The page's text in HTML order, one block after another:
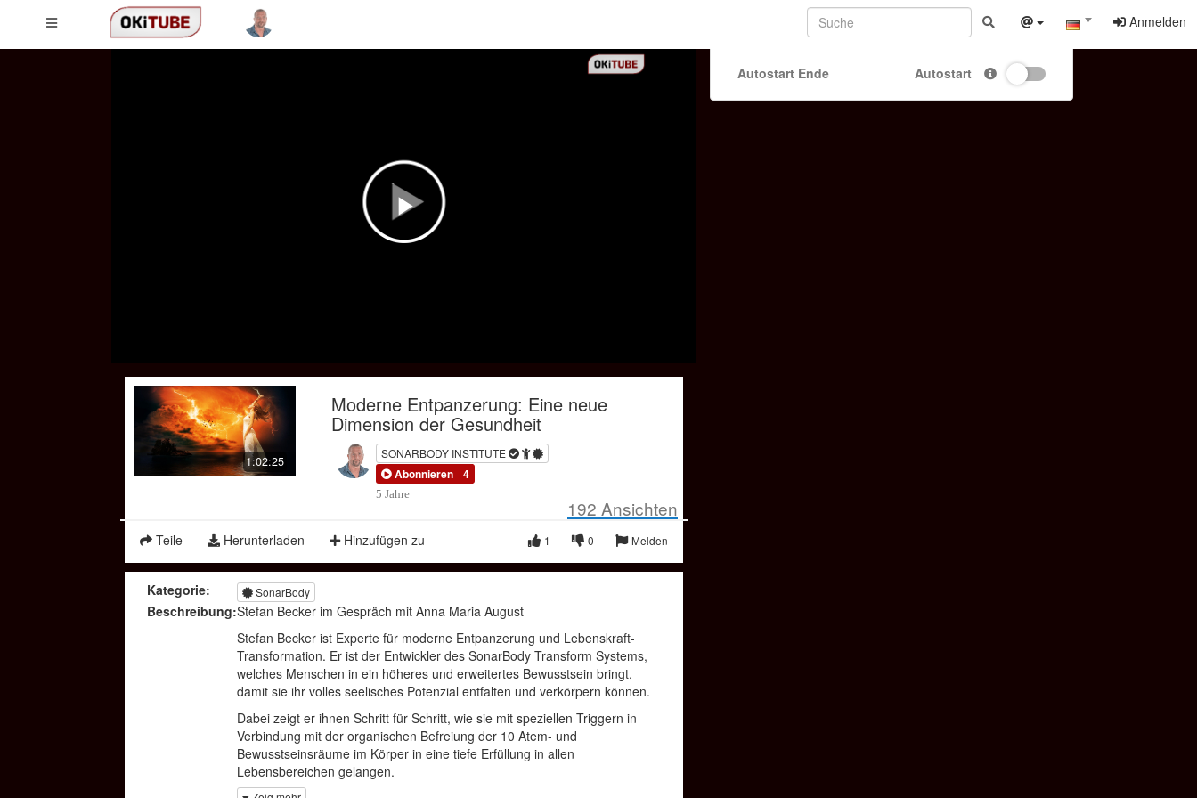
Anmelden
Play
1:02:25
Moderne Entpanzerung: Eine neue
Dimension der Gesundheit
SONARBODY INSTITUTE
Abonnieren 4
5 Jahre
192 Ansichten
Teile Herunterladen Hinzufügen zu Melden
0
1
Kategorie: SonarBody
Beschreibung:Stefan Becker im Gespräch mit Anna Maria August
Stefan Becker ist Experte für moderne Entpanzerung und Lebenskraft-
Transformation. Er ist der Entwickler des SonarBody Transform Systems,
welches Menschen in ein höheres und erweitertes Bewusstsein bringt,
damit sie ihr volles seelisches Potenzial entfalten und verkörpern können.
Dabei zeigt er ihnen Schritt für Schritt, wie sie mit speziellen Triggern in
Verbindung mit der organischen Befreiung der 10 Atem- und
Bewusstseinsräume im Körper in eine tiefe Erfüllung in allen
Lebensbereichen gelangen.
Autostart Ende Autostart